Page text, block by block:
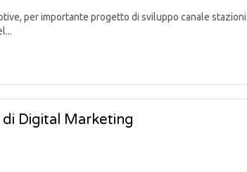
per importante progetto di sviluppo canale
Digital Marketing